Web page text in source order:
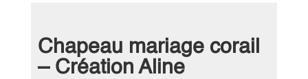
Chapeau mariage corail
– Création Aline